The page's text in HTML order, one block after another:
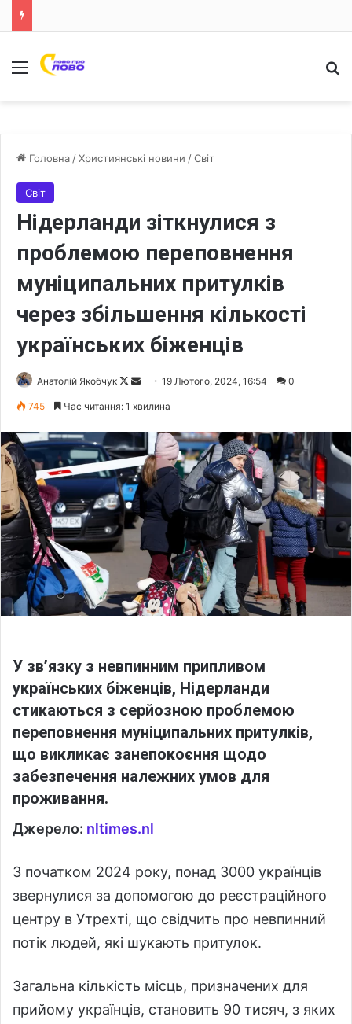
Меню
Головна /Християнські новини /Світ
Світ
Нідерланди зіткнулися з
проблемою переповнення
муніципальних притулків
через збільшення кількості
українських біженців
Анатолій Якобчук
F
l
o
w
o
n
X
d
a
n
e
m
a
i
19 Лютого, 2024, 16:54 0
745 Час читання: 1 хвилина
У зв’язку з невпинним припливом
українських біженців, Нідерланди
стикаються з серйозною проблемою
переповнення муніципальних притулків,
що викликає занепокоєння щодо
забезпечення належних умов для
проживання.
Джерело: nltimes.nl
З початком 2024 року, понад 3000 українців
звернулися за допомогою до реєстраційного
центру в Утрехті, що свідчить про невпинний
потік людей, які шукають притулок.
Загальна кількість місць, призначених для
прийому українців, становить 90 тисяч, з яких